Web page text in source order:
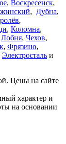
, Воскресенск,
, Дубна,
,
, Коломна,
Лобня, Чехов,
, Фрязино,
Электросталь и
Цены на сайте
характер и
на основании